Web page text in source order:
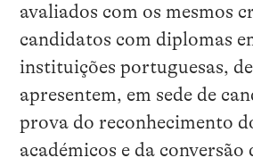
avaliados com os mesmos
candidatos com diplomas
instituições portuguesas,
apresentem, em sede de
prova do reconhecimento
académicos e da conversão